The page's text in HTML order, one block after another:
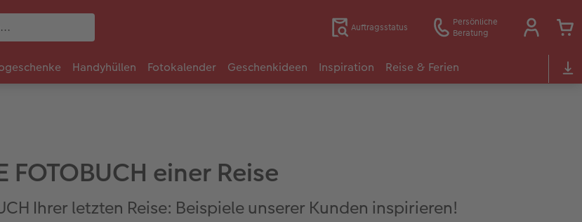
Auftragsstatus
Persönliche
Beratung
Handyhüllen Fotokalender Geschenkideen Inspiration Reise & Ferien
FOTOBUCH einer Reise
Ihrer letzten Reise: Beispiele unserer Kunden inspirieren!